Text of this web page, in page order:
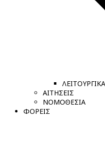
ΑΙΤΗΣΕΙΣ
ΝΟΜΟΘΕΣΙΑ
ΦΟΡΕΙΣ